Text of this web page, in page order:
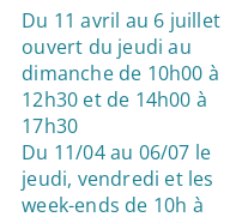
Du 11 avril au 6 juillet
ouvert du jeudi au
dimanche de 10h00 à
12h30 et de 14h00 à
17h30
Du 11/04 au 06/07 le
jeudi, vendredi et les
week-ends de 10h à